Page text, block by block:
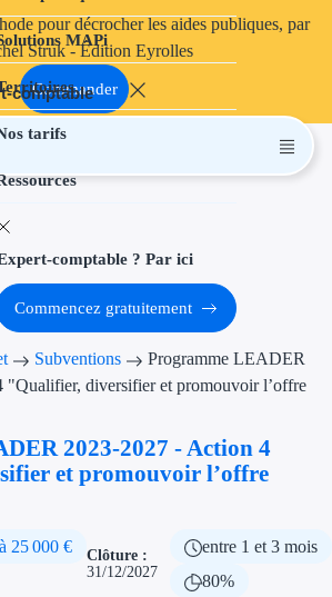
pour décrocher les aides publiques, par
Struk - Édition Eyrolles
Commander
comptable
MAPi
tarifs
Projets finançables
Aides à
Aides
Thématiques
Financement
Transition
Transition
comptable ? Par ici
Commencez gratuitement
Subventions
Programme LEADER
"Qualifier, diversifier et promouvoir l’offre
2023-2027 - Action 4
et promouvoir l’offre
25 000 €
Clôture :
31/12/2027
entre 1 et 3 mois
80%